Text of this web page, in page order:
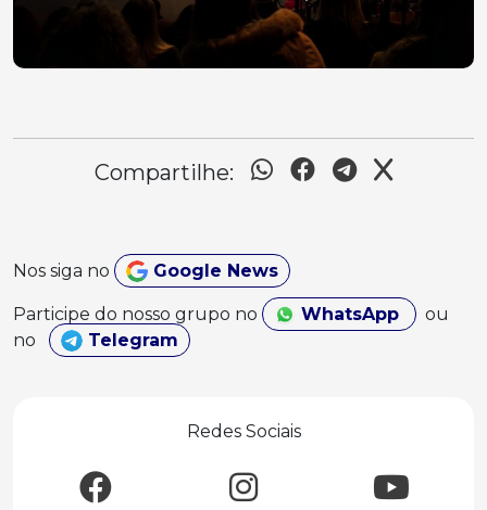
Compartilhe:
Nos siga no Google News
Participe do nosso grupo no WhatsApp
ou
no
Telegram
Redes Sociais